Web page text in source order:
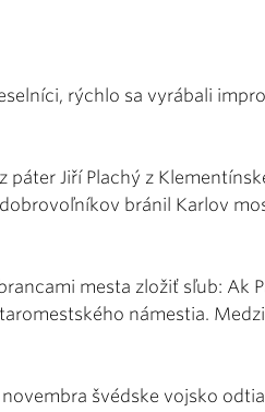
rýchlo sa vyrábali
Jiří Plachý z
bránil Karlov
mesta zložiť sľub: Ak
námestia.
švédske vojsko